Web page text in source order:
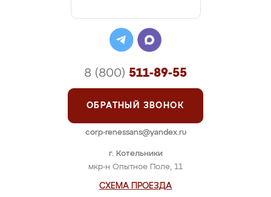
г. Котельники
мкр-н Опытное Поле, 11
СХЕМА ПРОЕЗДА
8 (800) 511-89-55
ОБРАТНЫЙ ЗВОНОК
corp-renessans@yandex.ru